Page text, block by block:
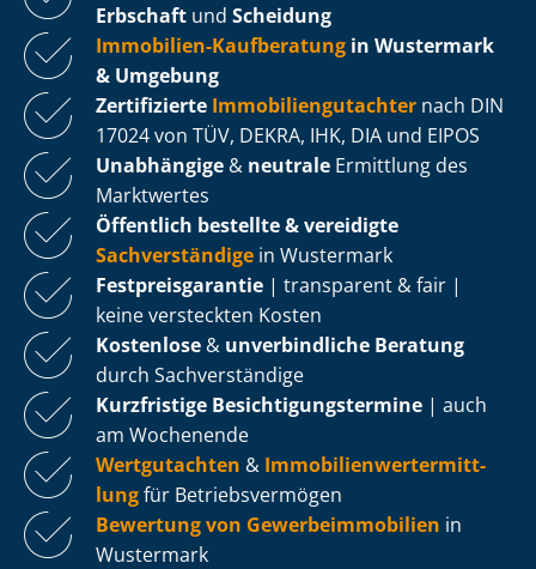
Erbschaft und Scheidung
Immobilien-Kaufberatung in Wustermark
& Umgebung
Zertifizierte Im­mo­bi­li­en­gut­ach­ter nach DIN
17024 von TÜV, DEKRA, IHK, DIA und EIPOS
Unabhängige & neutrale Ermittlung des
Marktwertes
Öffentlich bestellte & vereidigte
Sachverständige in Wustermark
Fest­preis­ga­ran­tie | transparent & fair |
keine versteckten Kosten
Kostenlose & unverbindliche Beratung
durch Sachverständige
Kurzfristige Be­sich­ti­gungs­ter­mi­ne | auch
am Wochenende
Wertgutachten & Im­mo­bi­li­en­wert­ermitt­
lungfür Be­triebs­ver­mö­gen
Bewertung von Ge­wer­be­im­mo­bi­li­en in
Wustermark